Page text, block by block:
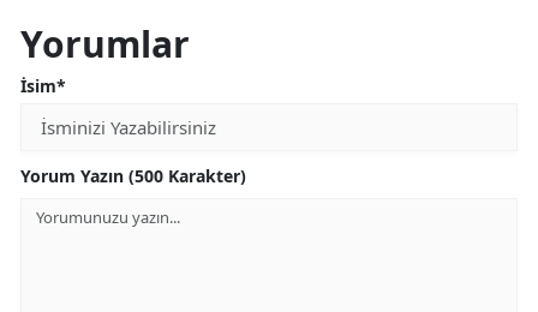
Yorumlar
İsim*
Yorum Yazın (500 Karakter)